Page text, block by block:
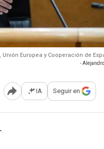
Unión Europea y Cooperación de
-
Abrir opciones para
IA Seguir en